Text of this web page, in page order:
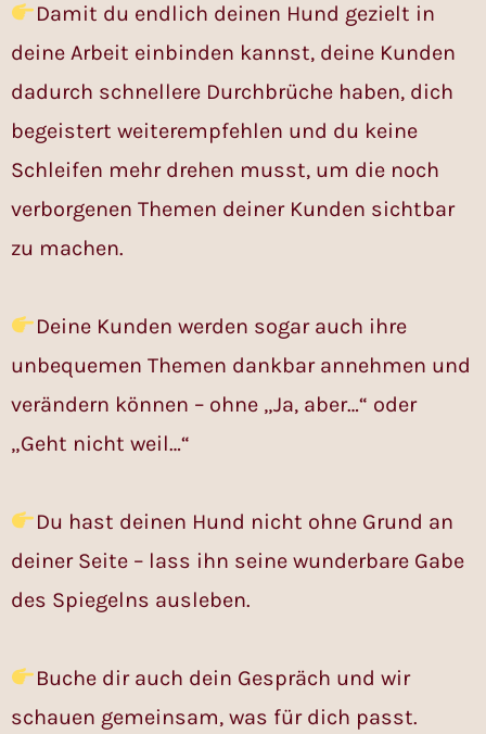
Damit du endlich deinen Hund gezielt in
deine Arbeit einbinden kannst, deine Kunden
dadurch schnellere Durchbrüche haben, dich
begeistert weiterempfehlen und du keine
Schleifen mehr drehen musst, um die noch
verborgenen Themen deiner Kunden sichtbar
zu machen.
Deine Kunden werden sogar auch ihre
unbequemen Themen dankbar annehmen und
verändern können – ohne „Ja, aber…“ oder
„Geht nicht weil…“
Du hast deinen Hund nicht ohne Grund an
deiner Seite – lass ihn seine wunderbare Gabe
des Spiegelns ausleben.
Buche dir auch dein Gespräch und wir
schauen gemeinsam, was für dich passt.